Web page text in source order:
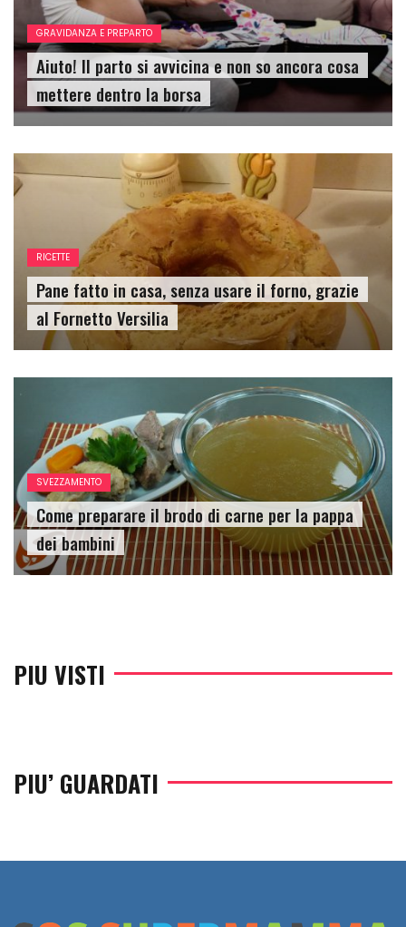
GRAVIDANZA E PREPARTO
Aiuto! Il parto si avvicina e non so ancora cosa
mettere dentro la borsa
RICETTE
Pane fatto in casa, senza usare il forno, grazie
al Fornetto Versilia
SVEZZAMENTO
Come preparare il brodo di carne per la pappa
dei bambini
PIU VISTI
PIU’ GUARDATI